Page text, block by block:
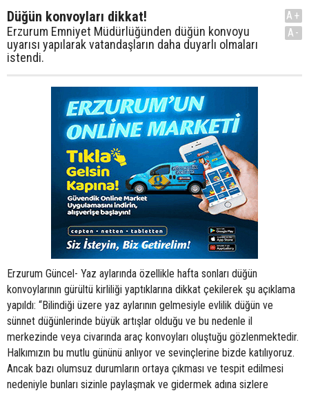
Düğün konvoyları dikkat!
Erzurum Emniyet Müdürlüğünden düğün konvoyu
uyarısı yapılarak vatandaşların daha duyarlı olmaları
istendi.
A+
A-
Erzurum Güncel- Yaz aylarında özellikle hafta sonları düğün
konvoylarının gürültü kirliliği yaptıklarına dikkat çekilerek şu açıklama
yapıldı: “Bilindiği üzere yaz aylarının gelmesiyle evlilik düğün ve
sünnet düğünlerinde büyük artışlar olduğu ve bu nedenle il
merkezinde veya civarında araç konvoyları oluştuğu gözlenmektedir.
Halkımızın bu mutlu gününü anlıyor ve sevinçlerine bizde katılıyoruz.
Ancak bazı olumsuz durumların ortaya çıkması ve tespit edilmesi
nedeniyle bunları sizinle paylaşmak ve gidermek adına sizlere